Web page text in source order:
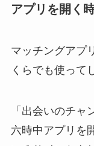
アプリを開く
マッチングアプ
くらでも使って
「出会いのチャ
六時中アプリを